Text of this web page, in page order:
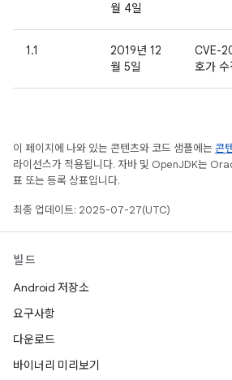
월 4일
1.1
2019년 12
월 5일
CVE-
호가
이 페이지에 나와 있는 콘텐츠와 코드 샘플에는 콘
라이선스가 적용됩니다. 자바 및 OpenJDK는
표 또는 등록 상표입니다.
최종 업데이트: 2025-07-27(UTC)
빌드
Android 저장소
요구사항
다운로드
바이너리 미리보기